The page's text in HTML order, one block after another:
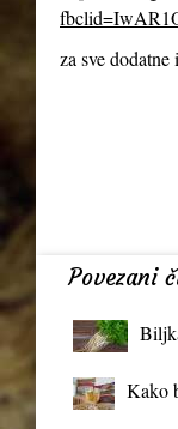
za sve
Povezani
Kako